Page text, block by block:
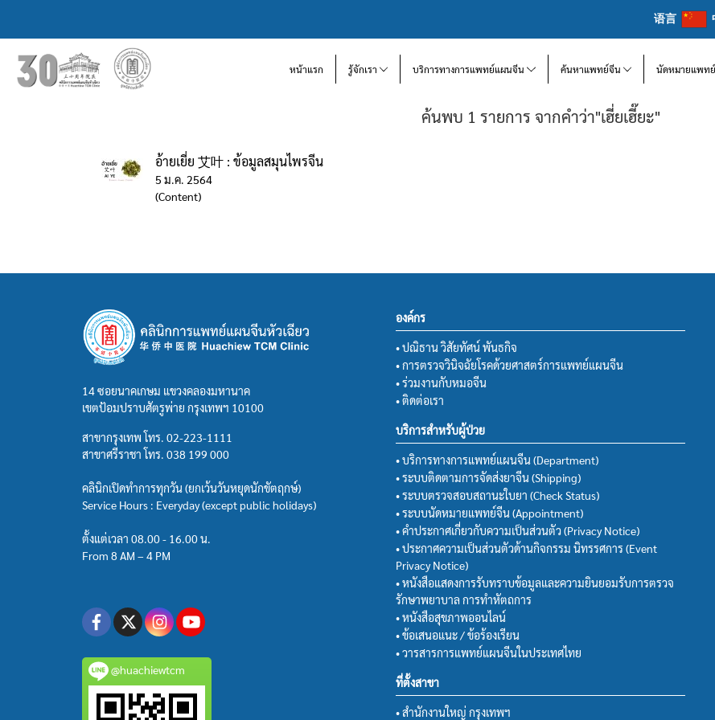
语言
หน้าแรก รู้จักเรา บริการทางการแพทย์แผนจีน ค้นหาแพทย์จีน นัดหมายแพท
ค้นพบ 1 รายการ จากคำว่า"เฮี่ยเฮี๊ยะ"
อ้ายเยี่ย 艾叶 : ข้อมูลสมุนไพรจีน
5 ม.ค. 2564
(Content)
14 ซอยนาคเกษม แขวงคลองมหานาค
เขตป้อมปราบศัตรูพ่าย กรุงเทพฯ 10100
สาขากรุงเทพ โทร. 02-223-1111
สาขาศรีราชา โทร. 038 199 000
คลินิกเปิดทำการทุกวัน (ยกเว้นวันหยุดนักขัตฤกษ์)
Service Hours : Everyday (except public holidays)
ตั้งแต่เวลา 08.00 - 16.00 น.
From 8 AM – 4 PM
@huachiewtcm
องค์กร
• ปณิธาน วิสัยทัศน์ พันธกิจ
• การตรวจวินิจฉัยโรคด้วยศาสตร์การแพทย์แผนจีน
• ร่วมงานกับหมอจีน
• ติดต่อเรา
บริการสำหรับผู้ป่วย
• บริการทางการแพทย์แผนจีน (Department)
• ระบบติดตามการจัดส่งยาจีน (Shipping)
• ระบบตรวจสอบสถานะใบยา (Check Status)
• ระบบนัดหมายแพทย์จีน (Appointment)
• คำประกาศเกี่ยวกับความเป็นส่วนตัว (Privacy Notice)
• ประกาศความเป็นส่วนตัวด้านกิจกรรม นิทรรศการ (Event
Privacy Notice)
• หนังสือแสดงการรับทราบข้อมูลและความยินยอมรับการตรวจ
รักษาพยาบาล การทำหัตถการ
• หนังสือสุขภาพออนไลน์
• ข้อเสนอแนะ / ข้อร้องเรียน
• วารสารการแพทย์แผนจีนในประเทศไทย
ที่ตั้งสาขา
• สำนักงานใหญ่ กรุงเทพฯ